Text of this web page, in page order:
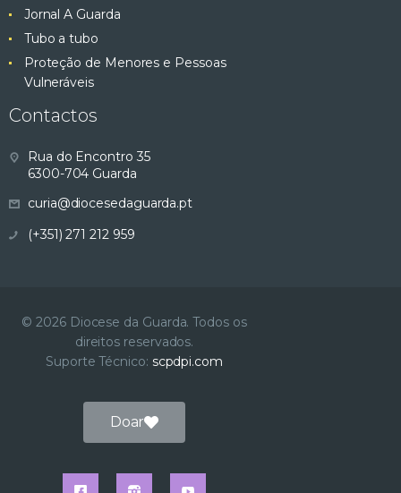
Jornal A Guarda
Tubo a tubo
Proteção de Menores e Pessoas
Vulneráveis
Contactos
Rua do Encontro 35
6300-704 Guarda
curia@diocesedaguarda.pt
(+351) 271 212 959
© 2026 Diocese da Guarda. Todos os
direitos reservados.
Suporte Técnico: scpdpi.com
Doar